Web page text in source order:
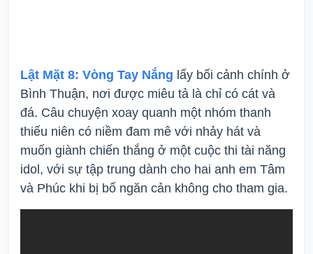
Lật Mặt 8: Vòng Tay Nắng lấy bối cảnh chính ở
Bình Thuận, nơi được miêu tả là chỉ có cát và
đá. Câu chuyện xoay quanh một nhóm thanh
thiếu niên có niềm đam mê với nhảy hát và
muốn giành chiến thắng ở một cuộc thi tài năng
idol, với sự tập trung dành cho hai anh em Tâm
và Phúc khi bị bố ngăn cản không cho tham gia.